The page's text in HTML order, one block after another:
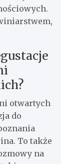
otwartych
do
To także
na